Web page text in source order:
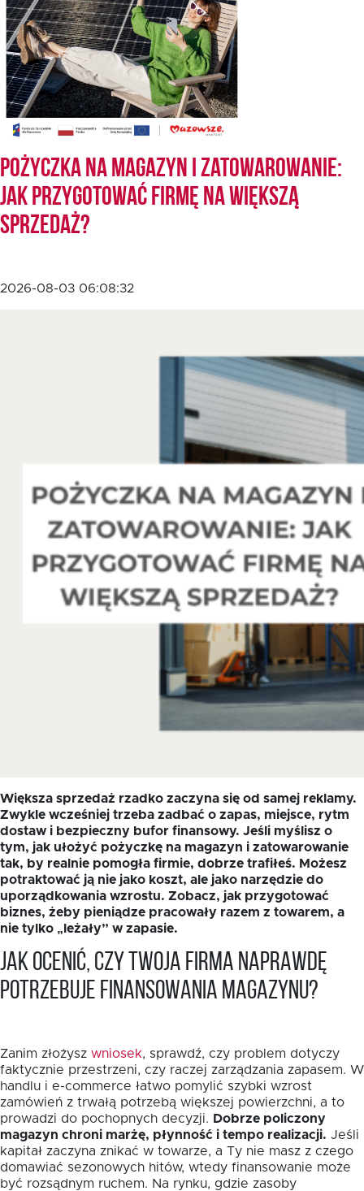
Rekrutujemy
Kontakt
Pożyczka na magazyn i zatowarowanie:
jak przygotować firmę na większą
sprzedaż?
2026-08-03 06:08:32
Większa sprzedaż rzadko zaczyna się od samej reklamy.
Zwykle wcześniej trzeba zadbać o zapas, miejsce, rytm
dostaw i bezpieczny bufor finansowy. Jeśli myślisz o
tym, jak ułożyć pożyczkę na magazyn i zatowarowanie
tak, by realnie pomogła firmie, dobrze trafiłeś. Możesz
potraktować ją nie jako koszt, ale jako narzędzie do
uporządkowania wzrostu. Zobacz, jak przygotować
biznes, żeby pieniądze pracowały razem z towarem, a
nie tylko „leżały” w zapasie.
Jak ocenić, czy Twoja firma naprawdę
potrzebuje finansowania magazynu?
Zanim złożysz wniosek, sprawdź, czy problem dotyczy
faktycznie przestrzeni, czy raczej zarządzania zapasem. W
handlu i e-commerce łatwo pomylić szybki wzrost
zamówień z trwałą potrzebą większej powierzchni, a to
prowadzi do pochopnych decyzji. Dobrze policzony
magazyn chroni marżę, płynność i tempo realizacji. Jeśli
kapitał zaczyna znikać w towarze, a Ty nie masz z czego
domawiać sezonowych hitów, wtedy finansowanie może
być rozsądnym ruchem. Na rynku, gdzie zasoby